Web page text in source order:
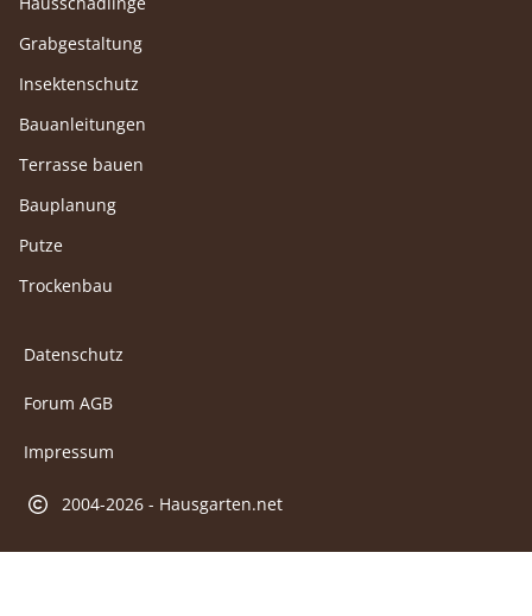
Grabgestaltung
Insektenschutz
Bauanleitungen
Terrasse bauen
Bauplanung
Putze
Trockenbau
Datenschutz
Forum AGB
Impressum
2004-2026 - Hausgarten.net